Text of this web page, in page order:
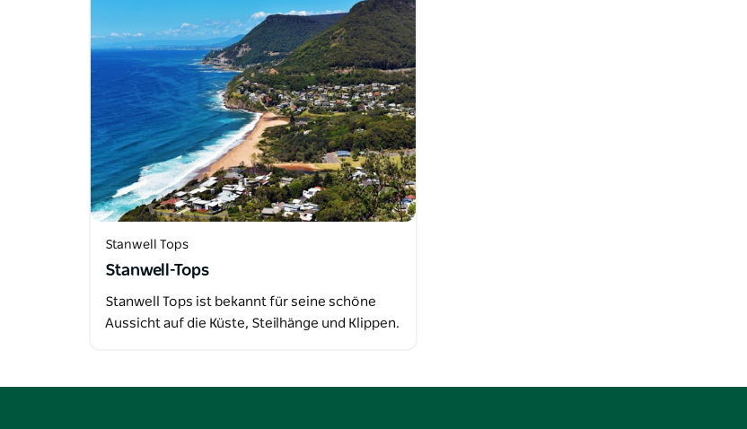
Stanwell Tops
Stanwell-Tops
Stanwell Tops ist bekannt für seine schöne
Aussicht auf die Küste, Steilhänge und Klippen.